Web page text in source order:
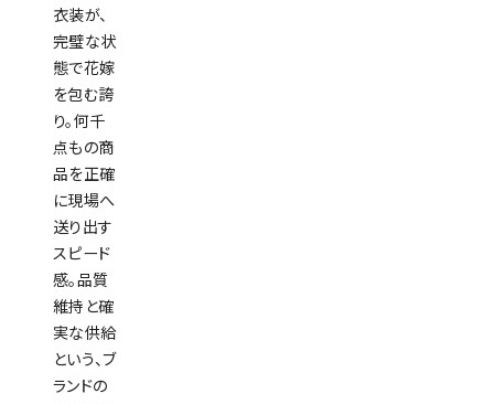
衣装が、
完璧な状
態で花嫁
を包む誇
り。何千
点もの商
品を正確
に現場へ
送り出す
スピード
感。品質
維持と確
実な供給
という、ブ
ランドの